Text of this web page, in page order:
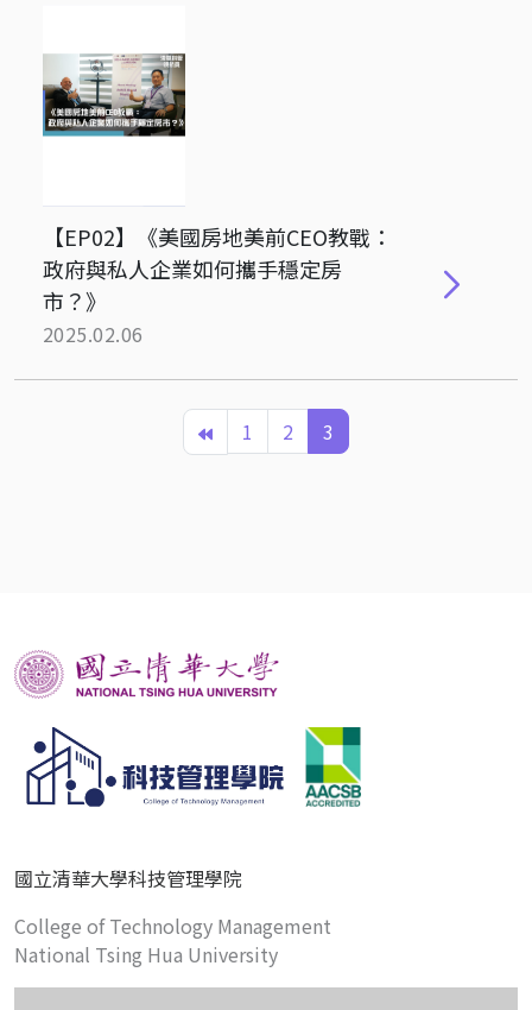
【EP02】《美國房地美前CEO教戰：
政府與私人企業如何攜手穩定房
市？》
2025.02.06
1 2 3
國立清華大學科技管理學院
College of Technology Management
National Tsing Hua University